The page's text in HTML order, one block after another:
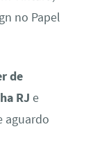
no Papel
de
RJ e
aguardo